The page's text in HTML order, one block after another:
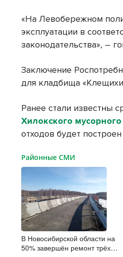
«На Левобережном
эксплуатации в
законодательства», –
Заключение
для кладбища
Ранее стали известны
Хилокского
отходов будет
Районные СМИ
В Новосибирской области на
50% завершён ремонт трёх